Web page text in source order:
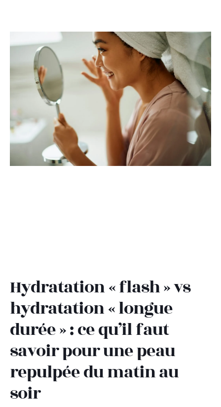
Hydratation « flash » vs
hydratation « longue
durée » : ce qu’il faut
savoir pour une peau
repulpée du matin au
soir